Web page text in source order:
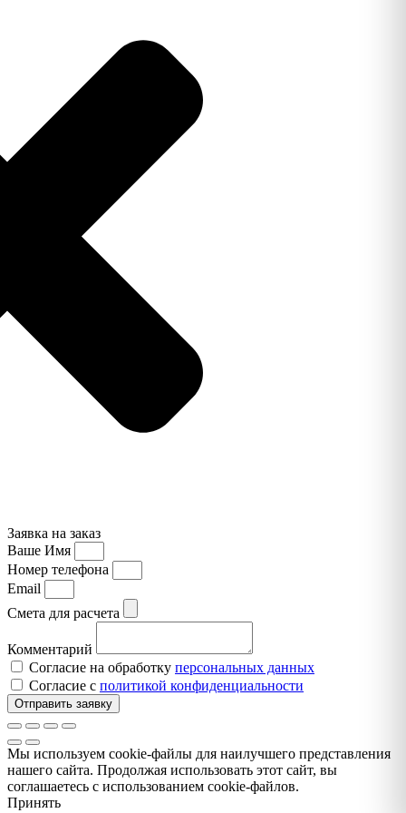
Заявка на заказ
Ваше Имя
Номер телефона
Email
Смета для расчета
Комментарий
Согласие на обработку персональных данных
Согласие с политикой конфиденциальности
Отправить заявку
Мы используем cookie-файлы для наилучшего представления
нашего сайта. Продолжая использовать этот сайт, вы
соглашаетесь с использованием cookie-файлов.
Принять